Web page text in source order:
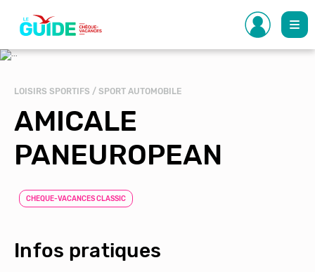
contenu
principal
LOISIRS SPORTIFS / SPORT AUTOMOBILE
AMICALE
PANEUROPEAN
CHEQUE-VACANCES CLASSIC
Infos pratiques